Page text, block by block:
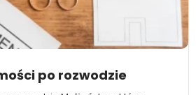
po rozwodzie